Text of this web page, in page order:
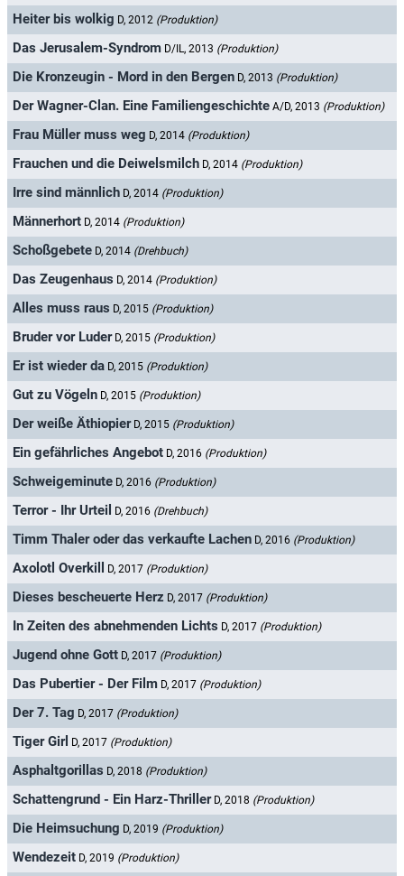
Heiter bis wolkig D, 2012 (Produktion)
Das Jerusalem-Syndrom D/IL, 2013 (Produktion)
Die Kronzeugin - Mord in den Bergen D, 2013 (Produktion)
Der Wagner-Clan. Eine Familiengeschichte A/D, 2013 (Produktion)
Frau Müller muss weg D, 2014 (Produktion)
Frauchen und die Deiwelsmilch D, 2014 (Produktion)
Irre sind männlich D, 2014 (Produktion)
Männerhort D, 2014 (Produktion)
Schoßgebete D, 2014 (Drehbuch)
Das Zeugenhaus D, 2014 (Produktion)
Alles muss raus D, 2015 (Produktion)
Bruder vor Luder D, 2015 (Produktion)
Er ist wieder da D, 2015 (Produktion)
Gut zu Vögeln D, 2015 (Produktion)
Der weiße Äthiopier D, 2015 (Produktion)
Ein gefährliches Angebot D, 2016 (Produktion)
Schweigeminute D, 2016 (Produktion)
Terror - Ihr Urteil D, 2016 (Drehbuch)
Timm Thaler oder das verkaufte Lachen D, 2016 (Produktion)
Axolotl Overkill D, 2017 (Produktion)
Dieses bescheuerte Herz D, 2017 (Produktion)
In Zeiten des abnehmenden Lichts D, 2017 (Produktion)
Jugend ohne Gott D, 2017 (Produktion)
Das Pubertier - Der Film D, 2017 (Produktion)
Der 7. Tag D, 2017 (Produktion)
Tiger Girl D, 2017 (Produktion)
Asphaltgorillas D, 2018 (Produktion)
Schattengrund - Ein Harz-Thriller D, 2018 (Produktion)
Die Heimsuchung D, 2019 (Produktion)
Wendezeit D, 2019 (Produktion)